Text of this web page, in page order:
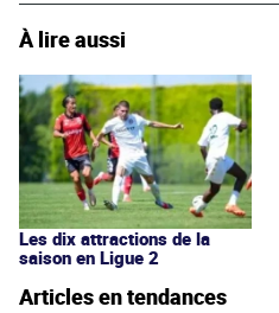
À lire aussi
Les dix attractions de la
saison en Ligue 2
Articles en tendances